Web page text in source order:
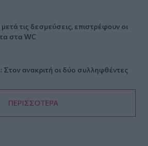
τις δεσμεύσεις, επιστρέφουν οι
στα WC
Στον ανακριτή οι δύο συλληφθέντες
ΠΕΡΙΣΣΟΤΕΡΑ